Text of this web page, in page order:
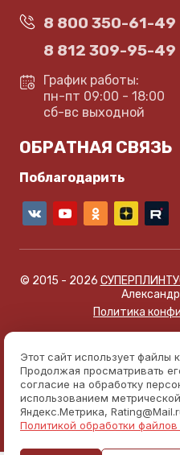
8 800 350-61-49
8 812 309-95-49
График работы:
пн-пт 09:00 - 18:00
сб-вс выходной
ОБРАТНАЯ СВЯЗЬ
Поблагодарить
© 2015 - 2026
Политика
Этот сайт использует файлы
Продолжая просматривать
согласие на обработку
использованием
Яндекс.Метрика,
Политикой обработки файлов